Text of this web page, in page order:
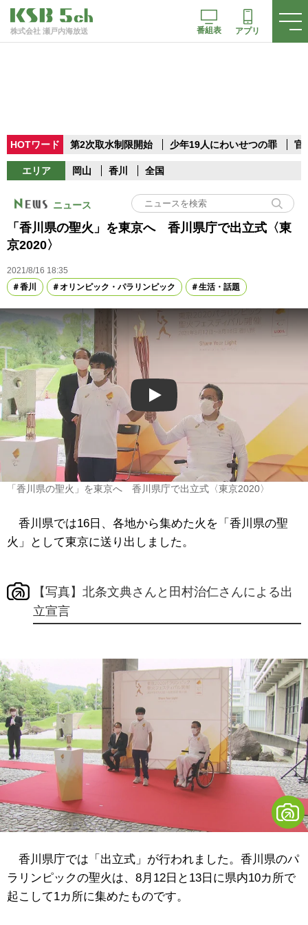
株式会社 瀬戸内海放送 番組表 アプリ
HOTワード 第2次取水制限開始 少年19人にわいせつの罪 官
エリア 岡山 香川 全国
ニュース
「香川県の聖火」を東京へ 香川県庁で出立式〈東
京2020〉
2021/8/16 18:35
香川
オリンピック・パラリンピック 生活・話題
Play
「香川県の聖火」を東京へ 香川県庁で出立式〈東京2020〉
香川県では16日、各地から集めた火を「香川県の聖
火」として東京に送り出しました。
【写真】北条文典さんと田村治仁さんによる出
立宣言
香川県庁では「出立式」が行われました。香川県のパ
ラリンピックの聖火は、8月12日と13日に県内10カ所で
起こして1カ所に集めたものです。